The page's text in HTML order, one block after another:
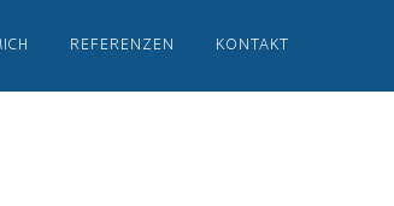
REFERENZEN KONTAKT